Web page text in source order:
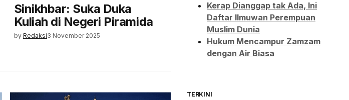
Sinikhbar: Suka Duka
Kuliah di Negeri Piramida
by Redaksi3 November 2025
Kerap Dianggap tak Ada, Ini
Daftar Ilmuwan Perempuan
Muslim Dunia
Hukum Mencampur Zamzam
dengan Air Biasa
TERKINI